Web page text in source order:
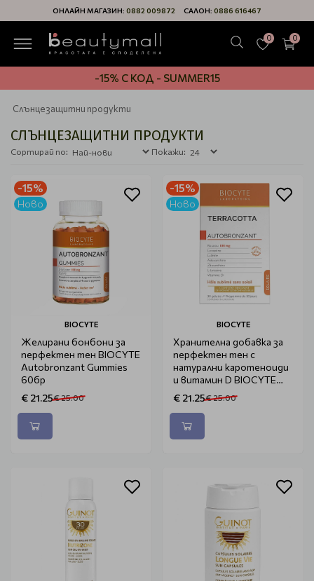
ОНЛАЙН МАГАЗИН: 0882 009872 САЛОН: 0886 616467
0 0
-15% С КОД - SUMMER15
Слънцезащитни продукти
СЛЪНЦЕЗАЩИТНИ ПРОДУКТИ
Сортирай по: Покажи:
-15%
Ново
BIOCYTE
Желирани бонбони за
перфектен тен BIOCYTE
Autobronzant Gummies
60бр
€ 21.25€ 25.00
-15%
Ново
BIOCYTE
Хранителна добавка за
перфектен тен с
натурални каротеноиди
и витамин D BIOCYTE
Terracotta Autobronzant
30бр
€ 21.25€ 25.00